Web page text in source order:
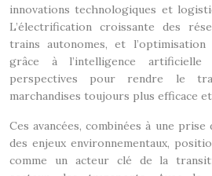
innovations technologiques et
L’électrification croissante des
trains autonomes, et l’optimisation
grâce à l’intelligence artificielle
perspectives pour rendre le
marchandises toujours plus efficace
Ces avancées, combinées à une
des enjeux environnementaux,
comme un acteur clé de la